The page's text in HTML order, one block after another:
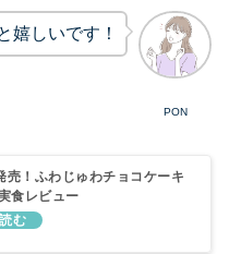
PON
嬉しいです！
売！ふわじゅわチョコケーキ
食レビュー